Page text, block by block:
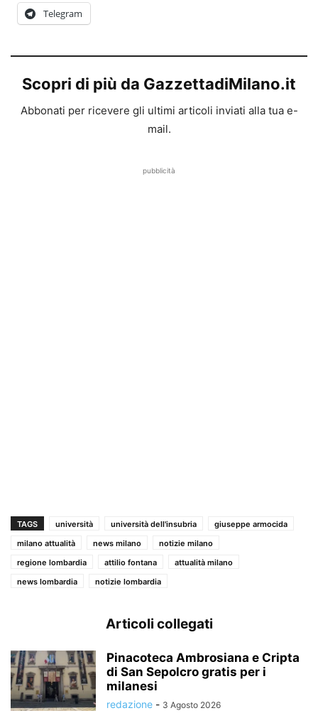
Telegram
Scopri di più da GazzettadiMilano.it
Abbonati per ricevere gli ultimi articoli inviati alla tua e-
mail.
pubblicità
TAGS università università dell'insubria
giuseppe armocida
milano attualità
news milano
notizie milano
regione lombardia
attilio fontana
attualità milano
news lombardia
notizie lombardia
Articoli collegati
Pinacoteca Ambrosiana e Cripta
di San Sepolcro gratis per i
milanesi
redazione - 3 Agosto 2026